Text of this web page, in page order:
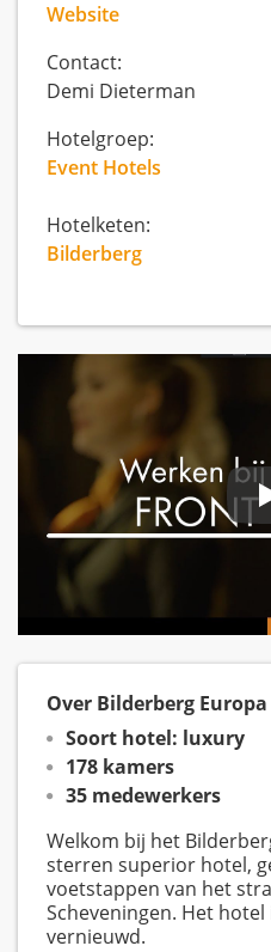
Website
Contact:
Demi Dieterman
Hotelgroep:
Event Hotels
Hotelketen:
Bilderberg
Over Bilderberg
Soort hotel: luxury
178 kamers
35 medewerkers
Welkom bij het
sterren superior hotel,
voetstappen van het
Scheveningen. Het
vernieuwd.